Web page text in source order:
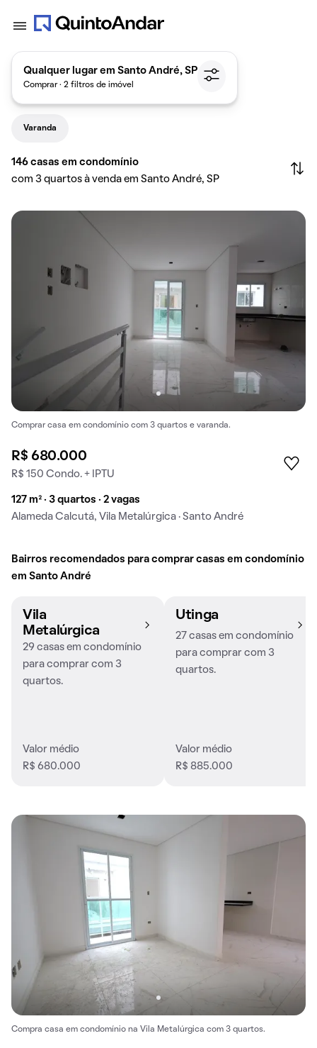
Qualquer lugar em Santo André, SP
Comprar · 2 filtros de imóvel
Varanda
146 casas em condomínio
com 3 quartos à venda em Santo André, SP
Comprar casa em condomínio com 3 quartos e varanda.
R$ 680.000
R$ 150 Condo. + IPTU
127 m² · 3 quartos · 2 vagas
Alameda Calcutá, Vila Metalúrgica · Santo André
Bairros recomendados para comprar casas em condomínio
em Santo André
Vila
Metalúrgica
29 casas em condomínio
para comprar com 3
quartos.
Valor médio
R$ 680.000
Utinga
27 casas em condomínio
para comprar com 3
quartos.
Valor médio
R$ 885.000
Compra casa em condomínio na Vila Metalúrgica com 3 quartos.